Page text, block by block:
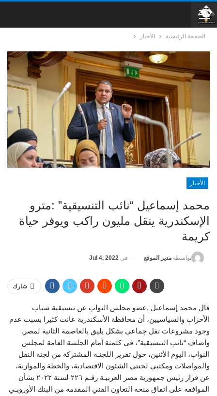
الصفحة الرئيسية الأخبار
الأخبار
محمد إسماعيل “نائب التنسيقية” :مترو
الإسكندرية ينقل مليون راكب ويوفر حياة
كريمة
بواسطة مدير الموقع في Jul 4, 2022
شارك
قال محمد إسماعيل ,عضو مجلس النواب عن تنسيقية شباب
الأحزاب والسياسيين، أن محافظة الأسكندرية عانت كثيرا بسبب عدم
وجود مشروعات نقل جماعى بشكل يليق بالعاصمة الثانية لمصر.
وأضاف “نائب التنسيقية”، فى كلمتة أمام الجلسة العامة لمجلس
النواب، اليوم الأثنين، حول تقرير اللجنـة المشتركة من لجنة النقل
والمواصلات ومكتبي لجنتي الشئون الاقتصادية، والخطة والموازنة،
عن قرار رئيس جمهورية مصر العربيـة رقـم ٢٢٦ لسنة ٢٠٢٢ بشأن
الموافقة على اتفاق منحة التعاون الفني المقدمة من البنك الأوروبـي